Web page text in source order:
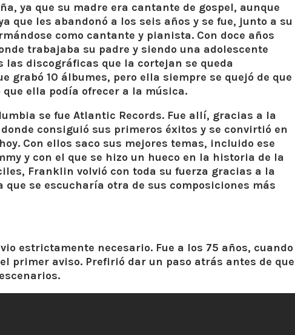
ya que su madre era cantante de gospel, aunque
que les abandonó a los seis años y se fue, junto a su
como cantante y pianista. Con doce años
trabajaba su padre y siendo una adolescente
las discográficas que la cortejan se queda
grabó 10 álbumes, pero ella siempre se quejó de que
ella podía ofrecer a la música.
se fue Atlantic Records. Fue allí, gracias a la
consiguió sus primeros éxitos y se convirtió en
Con ellos saco sus mejores temas, incluido ese
y con el que se hizo un hueco en la historia de la
Franklin volvió con toda su fuerza gracias a la
se escucharía otra de sus composiciones más
estrictamente necesario. Fue a los 75 años, cuando
primer aviso. Prefirió dar un paso atrás antes de que